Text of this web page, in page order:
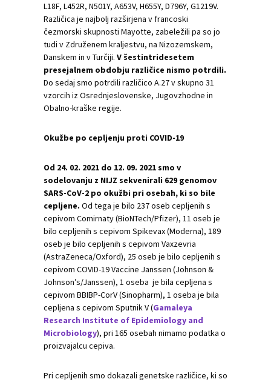
L18F, L452R, N501Y, A653V, H655Y, D796Y, G1219V.
Različica je najbolj razširjena v francoski
čezmorski skupnosti Mayotte, zabeležili pa so jo
tudi v Združenem kraljestvu, na Nizozemskem,
Danskem in v Turčiji. V šestintridesetem
presejalnem obdobju različice nismo potrdili.
Do sedaj smo potrdili različico A.27 v skupno 31
vzorcih iz Osrednjeslovenske, Jugovzhodne in
Obalno-kraške regije.
Okužbe po cepljenju proti COVID-19
Od 24. 02. 2021 do 12. 09. 2021 smo v
sodelovanju z NIJZ sekvenirali 629 genomov
SARS-CoV-2 po okužbi pri osebah, ki so bile
cepljene. Od tega je bilo 237 oseb cepljenih s
cepivom Comirnaty (BioNTech/Pfizer), 11 oseb je
bilo cepljenih s cepivom Spikevax (Moderna), 189
oseb je bilo cepljenih s cepivom Vaxzevria
(AstraZeneca/Oxford), 25 oseb je bilo cepljenih s
cepivom COVID-19 Vaccine Janssen (Johnson &
Johnson’s/Janssen), 1 oseba je bila cepljena s
cepivom BBIBP-CorV (Sinopharm), 1 oseba je bila
cepljena s cepivom Sputnik V (Gamaleya
Research Institute of Epidemiology and
Microbiology), pri 165 osebah nimamo podatka o
proizvajalcu cepiva.
Pri cepljenih smo dokazali genetske različice, ki so